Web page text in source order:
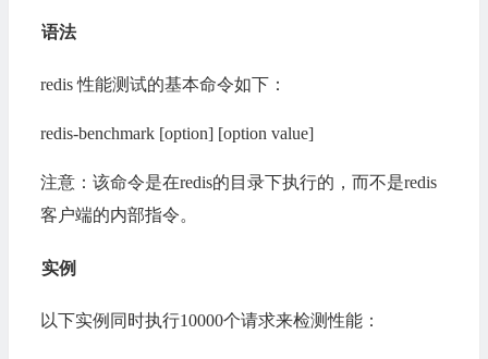
语法
redis 性能测试的基本命令如下：
redis-benchmark [option] [option value]
注意：该命令是在redis的目录下执行的，而不是redis
客户端的内部指令。
实例
以下实例同时执行10000个请求来检测性能：